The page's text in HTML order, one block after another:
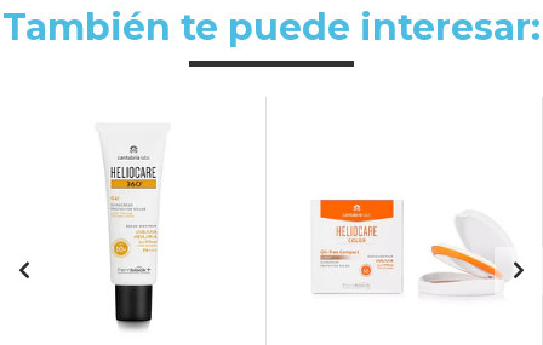
También te puede interesar: